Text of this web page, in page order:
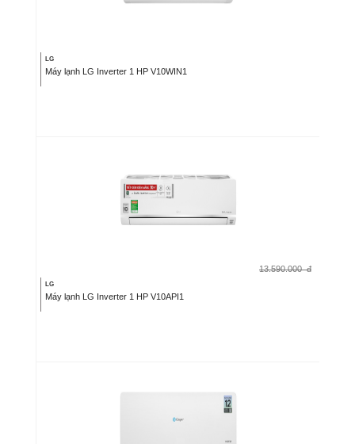
LG
Máy lạnh LG Inverter 1 HP V10WIN1
13.590.000 đ
LG
Máy lạnh LG Inverter 1 HP V10API1